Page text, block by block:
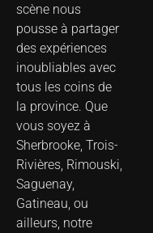
scène nous
pousse à partager
des expériences
inoubliables avec
tous les coins de
la province. Que
vous soyez à
Sherbrooke, Trois-
Rivières, Rimouski,
Saguenay,
Gatineau, ou
ailleurs, notre